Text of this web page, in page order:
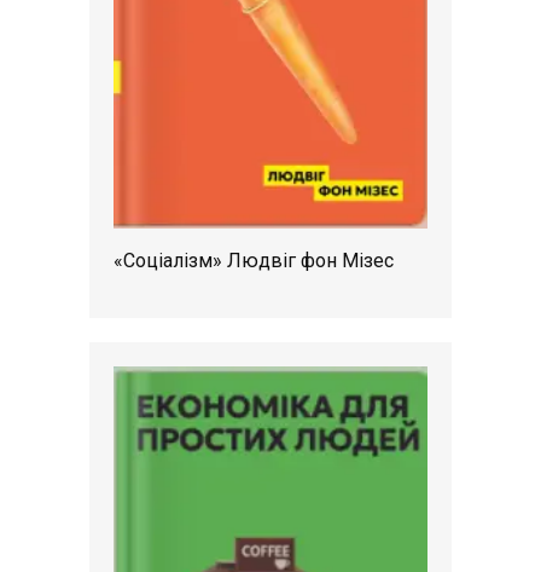
«Соціалізм» Людвіг фон Мізес